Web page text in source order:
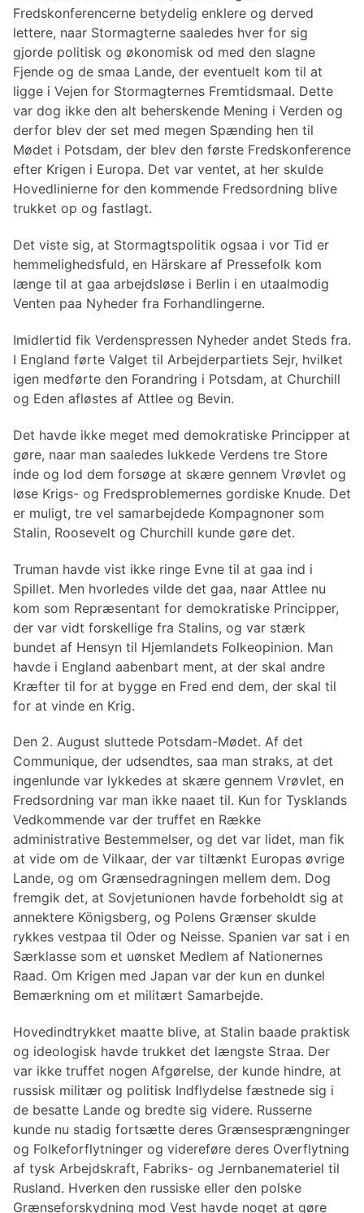
Fredskonferencerne betydelig enklere og derved
lettere, naar Stormagterne saaledes hver for sig
gjorde politisk og økonomisk od med den slagne
Fjende og de smaa Lande, der eventuelt kom til at
ligge i Vejen for Stormagternes Fremtidsmaal. Dette
var dog ikke den alt beherskende Mening i Verden og
derfor blev der set med megen Spænding hen til
Mødet i Potsdam, der blev den første Fredskonference
efter Krigen i Europa. Det var ventet, at her skulde
Hovedlinierne for den kommende Fredsordning blive
trukket op og fastlagt.
Det viste sig, at Stormagtspolitik ogsaa i vor Tid er
hemmelighedsfuld, en Härskare af Pressefolk kom
længe til at gaa arbejdsløse i Berlin i en utaalmodig
Venten paa Nyheder fra Forhandlingerne.
Imidlertid fik Verdenspressen Nyheder andet Steds fra.
I England førte Valget til Arbejderpartiets Sejr, hvilket
igen medførte den Forandring i Potsdam, at Churchill
og Eden afløstes af Attlee og Bevin.
Det havde ikke meget med demokratiske Principper at
gøre, naar man saaledes lukkede Verdens tre Store
inde og lod dem forsøge at skære gennem Vrøvlet og
løse Krigs- og Fredsproblemernes gordiske Knude. Det
er muligt, tre vel samarbejdede Kompagnoner som
Stalin, Roosevelt og Churchill kunde gøre det.
Truman havde vist ikke ringe Evne til at gaa ind i
Spillet. Men hvorledes vilde det gaa, naar Attlee nu
kom som Repræsentant for demokratiske Principper,
der var vidt forskellige fra Stalins, og var stærk
bundet af Hensyn til Hjemlandets Folkeopinion. Man
havde i England aabenbart ment, at der skal andre
Kræfter til for at bygge en Fred end dem, der skal til
for at vinde en Krig.
Den 2. August sluttede Potsdam-Mødet. Af det
Communique, der udsendtes, saa man straks, at det
ingenlunde var lykkedes at skære gennem Vrøvlet, en
Fredsordning var man ikke naaet til. Kun for Tysklands
Vedkommende var der truffet en Række
administrative Bestemmelser, og det var lidet, man fik
at vide om de Vilkaar, der var tiltænkt Europas øvrige
Lande, og om Grænsedragningen mellem dem. Dog
fremgik det, at Sovjetunionen havde forbeholdt sig at
annektere Königsberg, og Polens Grænser skulde
rykkes vestpaa til Oder og Neisse. Spanien var sat i en
Særklasse som et uønsket Medlem af Nationernes
Raad. Om Krigen med Japan var der kun en dunkel
Bemærkning om et militært Samarbejde.
Hovedindtrykket maatte blive, at Stalin baade praktisk
og ideologisk havde trukket det længste Straa. Der
var ikke truffet nogen Afgørelse, der kunde hindre, at
russisk militær og politisk Indflydelse fæstnede sig i
de besatte Lande og bredte sig videre. Russerne
kunde nu stadig fortsætte deres Grænsesprængninger
og Folkeforflytninger og videreføre deres Overflytning
af tysk Arbejdskraft, Fabriks- og Jernbanemateriel til
Rusland. Hverken den russiske eller den polske
Grænseforskydning mod Vest havde noget at gøre